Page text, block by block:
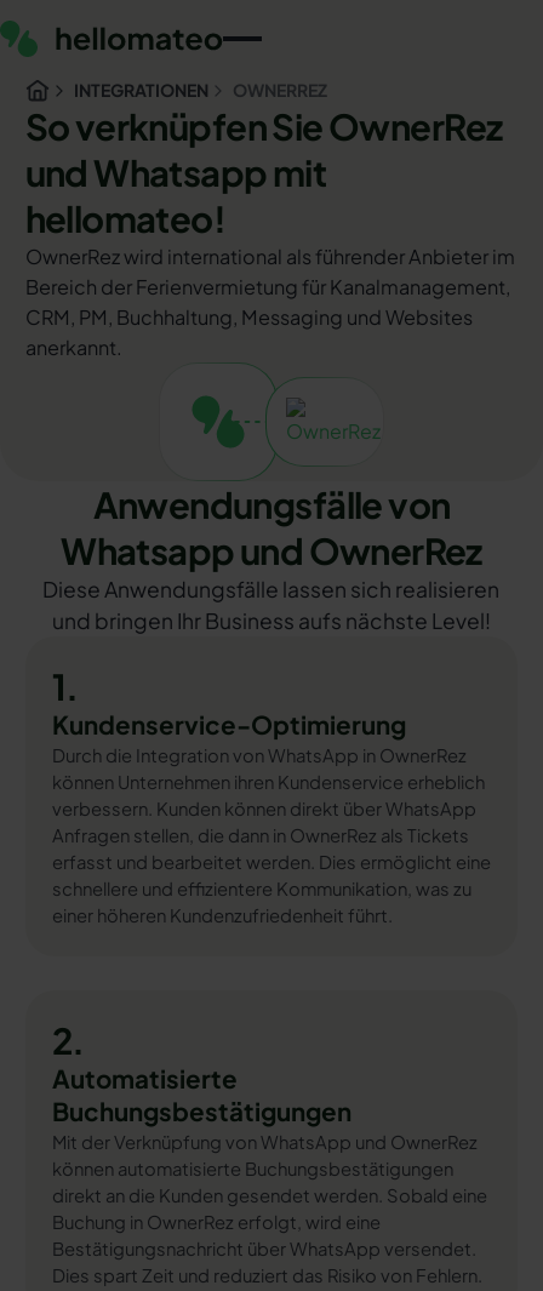
INTEGRATIONEN OWNERREZ
So verknüpfen Sie OwnerRez
und Whatsapp mit
hellomateo!
OwnerRez wird international als führender Anbieter im
Bereich der Ferienvermietung für Kanalmanagement,
CRM, PM, Buchhaltung, Messaging und Websites
anerkannt.
Anwendungsfälle von
Whatsapp und OwnerRez
Diese Anwendungsfälle lassen sich realisieren
und bringen Ihr Business aufs nächste Level!
1.
Kundenservice-Optimierung
Durch die Integration von WhatsApp in OwnerRez
können Unternehmen ihren Kundenservice erheblich
verbessern. Kunden können direkt über WhatsApp
Anfragen stellen, die dann in OwnerRez als Tickets
erfasst und bearbeitet werden. Dies ermöglicht eine
schnellere und effizientere Kommunikation, was zu
einer höheren Kundenzufriedenheit führt.
2.
Automatisierte
Buchungsbestätigungen
Mit der Verknüpfung von WhatsApp und OwnerRez
können automatisierte Buchungsbestätigungen
direkt an die Kunden gesendet werden. Sobald eine
Buchung in OwnerRez erfolgt, wird eine
Bestätigungsnachricht über WhatsApp versendet.
Dies spart Zeit und reduziert das Risiko von Fehlern.